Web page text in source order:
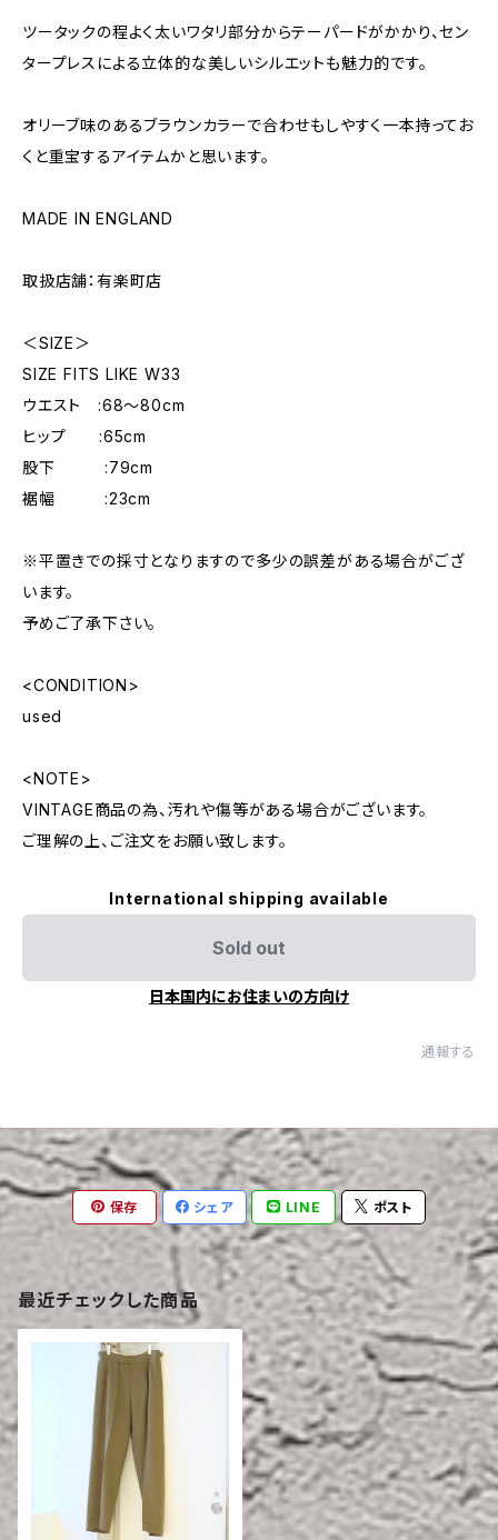
ツータックの程よく太いワタリ部分からテーパードがかかり、セン
タープレスによる立体的な美しいシルエットも魅力的です。
オリーブ味のあるブラウンカラーで合わせもしやすく一本持ってお
くと重宝するアイテムかと思います。
MADE IN ENGLAND
取扱店舗：有楽町店
＜SIZE＞
SIZE FITS LIKE W33
ウエスト :68〜80cm
ヒップ :65cm
股下 :79cm
裾幅 :23cm
※平置きでの採寸となりますので多少の誤差がある場合がござ
います。
予めご了承下さい。
<CONDITION>
used
<NOTE>
VINTAGE商品の為、汚れや傷等がある場合がございます。
ご理解の上、ご注文をお願い致します。
International shipping available
Sold out
日本国内にお住まいの方向け
通報する
保存 シェア LINE ポスト
最近チェックした商品